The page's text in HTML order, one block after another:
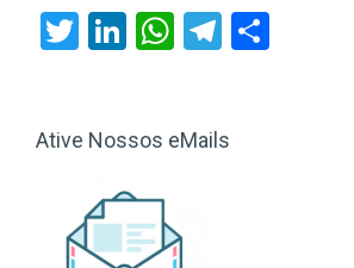
Twitter
LinkedIn
WhatsApp
Telegram
Ative Nossos eMails